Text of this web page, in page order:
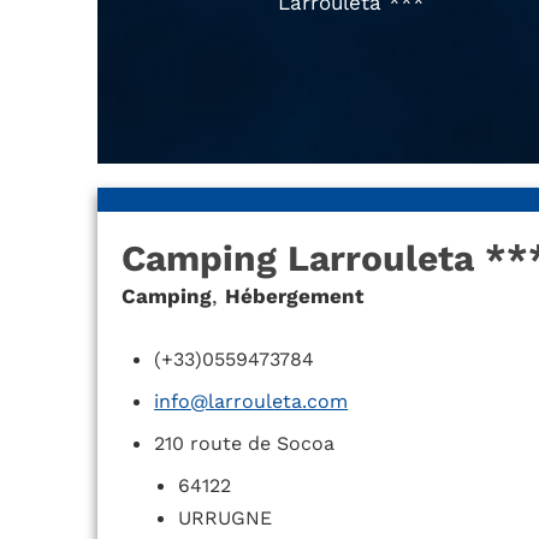
Camping Larrouleta
Camping, Hébergement
(+33)0559473784
info@larrouleta.com
210 route de Socoa
64122
URRUGNE